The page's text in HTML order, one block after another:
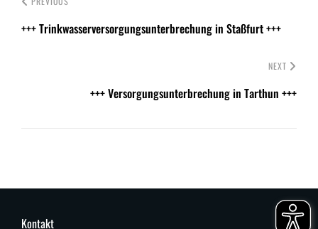
+++ Trinkwasserversorgungsunterbrechung in Staßfurt +++
NEXT
+++ Versorgungsunterbrechung in Tarthun +++
Kontakt